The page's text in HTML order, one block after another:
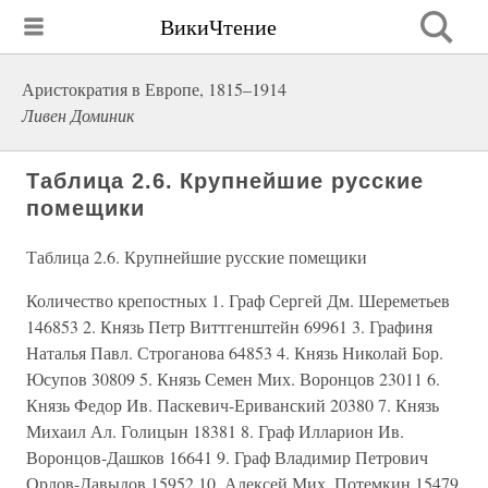
ВикиЧтение
Аристократия в Европе, 1815–1914
Ливен Доминик
Таблица 2.6. Крупнейшие русские
помещики
Таблица 2.6. Крупнейшие русские помещики
Количество крепостных 1. Граф Сергей Дм. Шереметьев
146853 2. Князь Петр Виттгенштейн 69961 3. Графиня
Наталья Павл. Строганова 64853 4. Князь Николай Бор.
Юсупов 30809 5. Князь Семен Мих. Воронцов 23011 6.
Князь Федор Ив. Паскевич-Ериванский 20380 7. Князь
Михаил Ал. Голицын 18381 8. Граф Илларион Ив.
Воронцов-Дашков 16641 9. Граф Владимир Петрович
Орлов-Давыдов 15952 10. Алексей Мих. Потемкин 15479